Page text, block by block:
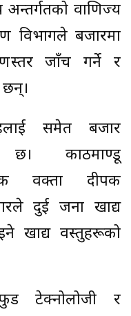
अन्तर्गतको वाणिज्य
विभागले बजारमा
जाँच गर्ने र
समेत बजार
काठमाण्डू
प्रवक्ता दीपक
दुई जना खाद्य
खाद्य वस्तुहरूको
टेक्नोलोजी र